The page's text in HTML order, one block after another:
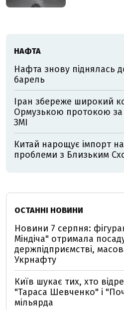
НАФТА
Нафта знову піднялась
барель
Іран збереже широкий
Ормузькою протокою
ЗМІ
Китай нарощує імпорт
проблеми з Близьким
ОСТАННІ НОВИНИ
Новини 7 серпня:
Міндіча" отримала
держпідприємстві,
Укрнафту
Київ шукає тих, хто
"Тараса Шевченко" і
мільярда